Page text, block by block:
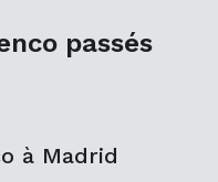
passés
à Madrid